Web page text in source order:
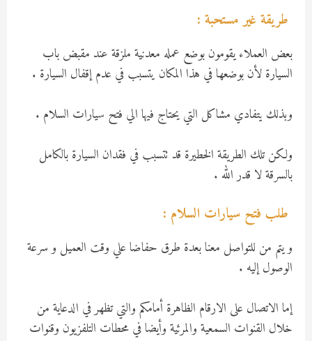
طريقة غير مستحبة :
بعض العملاء يقومون بوضع عمله معدنية ملزقة عند مقبض باب
السيارة لأن بوضعها في هذا المكان يتسبب في عدم إقفال السيارة .
وبذلك يتفادي مشاكل التي يحتاج فيها الي فتح سيارات السلام .
ولكن تلك الطريقة الخطيرة قد تتسبب في فقدان السيارة بالكامل
بالسرقة لا قدر الله .
طلب فتح سيارات السلام :
و يتم من للتواصل معنا بعدة طرق حفاضا علي وقت العميل و سرعة
الوصول إليه .
إما الاتصال على الارقام الظاهرة أمامكم والتي تظهر في الدعاية من
خلال القنوات السمعية والمرئية وأيضا في محطات التلفزيون وقنوات